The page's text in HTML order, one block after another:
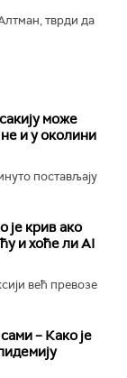
тврди да
може
и у околини
постављају
је крив ако
и хоће ли AI
већ превозе
– Како је